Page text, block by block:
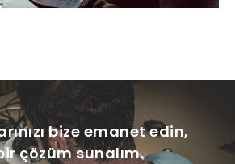
bize emanet edin,
çözüm sunalım.